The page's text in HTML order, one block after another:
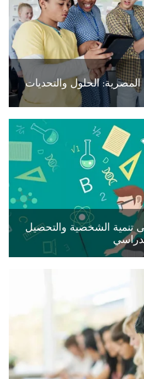
المصرية: الحلول والتحديات
تنمية الشخصية والتحصيل